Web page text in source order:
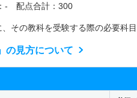
- 配点合計：300
その教科を受験する際の必要科目
の見方について